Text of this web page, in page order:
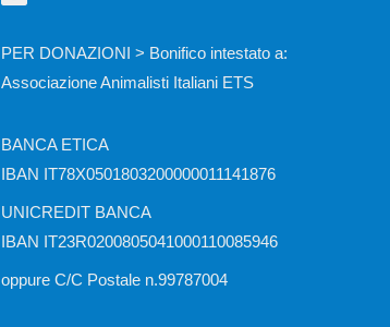
PER DONAZIONI > Bonifico intestato a:
Associazione Animalisti Italiani ETS
BANCA ETICA
IBAN IT78X0501803200000011141876
UNICREDIT BANCA
IBAN IT23R0200805041000110085946
oppure C/C Postale n.99787004